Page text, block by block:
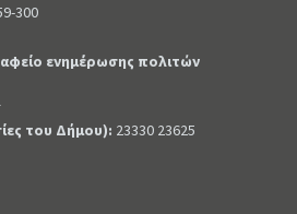
300
ενημέρωσης πολιτών
του Δήμου): 23330 23625